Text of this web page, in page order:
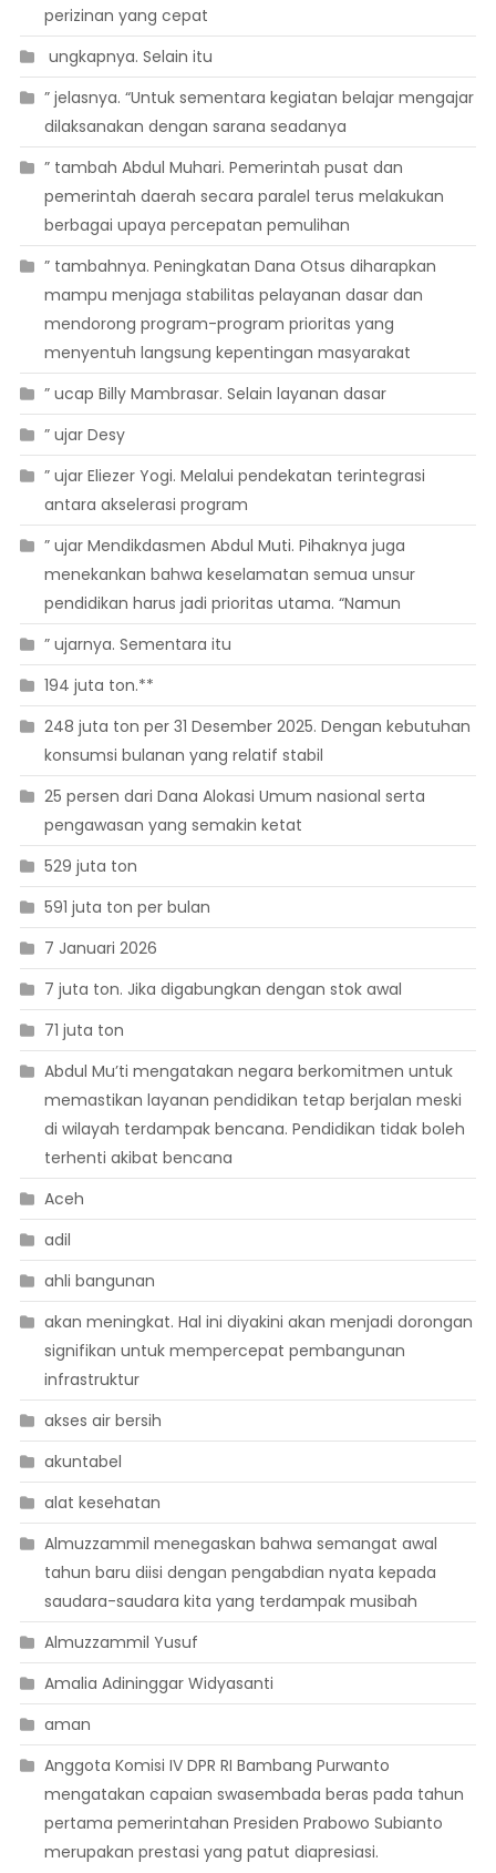
perizinan yang cepat
 ungkapnya. Selain itu
” jelasnya. “Untuk sementara kegiatan belajar mengajar
dilaksanakan dengan sarana seadanya
” tambah Abdul Muhari. Pemerintah pusat dan
pemerintah daerah secara paralel terus melakukan
berbagai upaya percepatan pemulihan
” tambahnya. Peningkatan Dana Otsus diharapkan
mampu menjaga stabilitas pelayanan dasar dan
mendorong program-program prioritas yang
menyentuh langsung kepentingan masyarakat
” ucap Billy Mambrasar. Selain layanan dasar
” ujar Desy
” ujar Eliezer Yogi. Melalui pendekatan terintegrasi
antara akselerasi program
” ujar Mendikdasmen Abdul Muti. Pihaknya juga
menekankan bahwa keselamatan semua unsur
pendidikan harus jadi prioritas utama. “Namun
” ujarnya. Sementara itu
194 juta ton.**
248 juta ton per 31 Desember 2025. Dengan kebutuhan
konsumsi bulanan yang relatif stabil
25 persen dari Dana Alokasi Umum nasional serta
pengawasan yang semakin ketat
529 juta ton
591 juta ton per bulan
7 Januari 2026
7 juta ton. Jika digabungkan dengan stok awal
71 juta ton
Abdul Mu’ti mengatakan negara berkomitmen untuk
memastikan layanan pendidikan tetap berjalan meski
di wilayah terdampak bencana. Pendidikan tidak boleh
terhenti akibat bencana
Aceh
adil
ahli bangunan
akan meningkat. Hal ini diyakini akan menjadi dorongan
signifikan untuk mempercepat pembangunan
infrastruktur
akses air bersih
akuntabel
alat kesehatan
Almuzzammil menegaskan bahwa semangat awal
tahun baru diisi dengan pengabdian nyata kepada
saudara-saudara kita yang terdampak musibah
Almuzzammil Yusuf
Amalia Adininggar Widyasanti
aman
Anggota Komisi IV DPR RI Bambang Purwanto
mengatakan capaian swasembada beras pada tahun
pertama pemerintahan Presiden Prabowo Subianto
merupakan prestasi yang patut diapresiasi.